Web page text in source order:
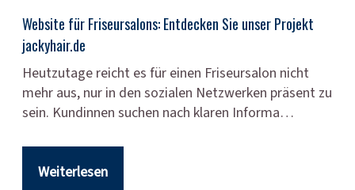
Website für Friseursalons: Entdecken Sie unser Projekt
jackyhair.de
Heutzutage reicht es für einen Friseursalon nicht
mehr aus, nur in den sozialen Netzwerken präsent zu
sein. Kundinnen suchen nach klaren Informa…
Weiterlesen